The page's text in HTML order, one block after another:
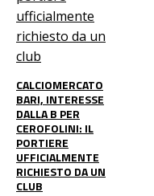
CALCIOMERCATO
BARI, INTERESSE
DALLA B PER
CEROFOLINI: IL
PORTIERE
UFFICIALMENTE
RICHIESTO DA UN
CLUB